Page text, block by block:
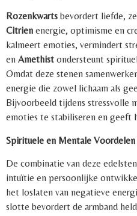
Rozenkwarts bevordert liefde,
Citrien energie, optimisme en
kalmeert emoties, vermindert
en Amethist ondersteunt
Omdat deze stenen
energie die zowel lichaam als
Bijvoorbeeld tijdens stressvolle
emoties te stabiliseren en geeft
Spirituele en Mentale Voordelen
De combinatie van deze
intuïtie en persoonlijke
het loslaten van negatieve
slotte bevordert de armband